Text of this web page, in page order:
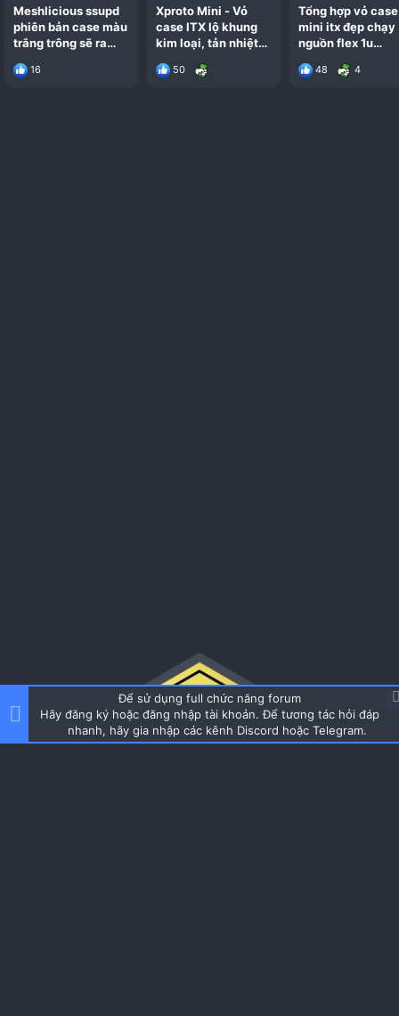
Meshlicious ssupd
phiên bản case màu
trắng trông sẽ ra
16
Xproto Mini - Vỏ
case ITX lộ khung
kim loại, tản nhiệt
nhiều bụi
50
Tổng hợp vỏ case
mini itx đẹp chạy
nguồn flex 1u
48 4
Để sử dụng full chức năng forum
Hãy đăng ký hoặc đăng nhập tài khoản. Để tương tác hỏi đáp
nhanh, hãy gia nhập các kênh Discord hoặc Telegram.